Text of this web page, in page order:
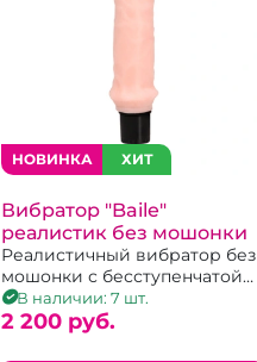
НОВИНКА ХИТ
Вибратор "Baile"
реалистик без мошонки
Реалистичный вибратор без
мошонки с бесступенчатой
регулировкой
интенсивности вибрации
В наличии: 7 шт.
2 200 pуб.